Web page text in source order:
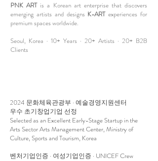
PNK ARTis a Korean art enterprise that discovers
emerging artists and designs K-ARTexperiences for
premium spaces worldwide.
Seoul, Korea · 10+ Years · 20+ Artists · 20+ B2B
Clients​
2024 문화체육관광부 · 예술경영지원센터
우수 초기창업기업 선정
Selected as an Excellent Early-Stage Startup in the
Arts Sector Arts Management Center, Ministry of
Culture, Sports and Tourism, Korea
벤처기업인증 · 여성기업인증 · UNICEF Crew